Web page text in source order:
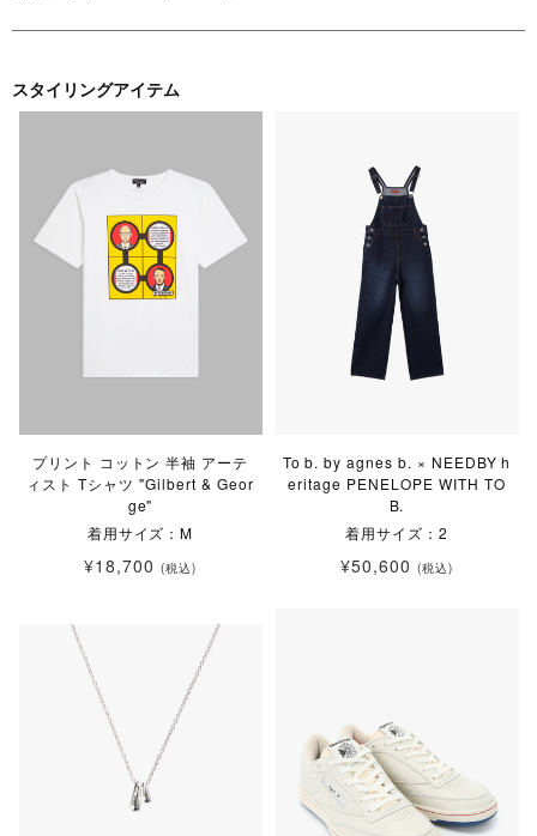
スタイリングアイテム
プリント コットン 半袖 アーテ
ィスト Tシャツ "Gilbert & Geor
ge"
着用サイズ：M
¥18,700 (税込)
To b. by agnes b. × NEEDBY h
eritage PENELOPE WITH TO
B.
着用サイズ：2
¥50,600 (税込)